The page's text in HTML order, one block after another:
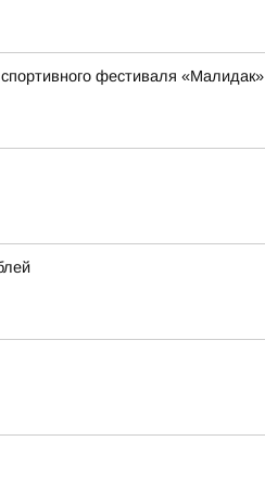
фестиваля «Малидак»